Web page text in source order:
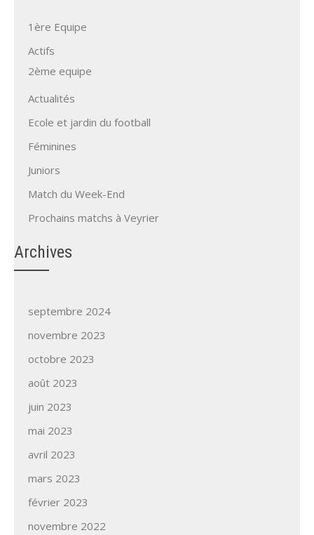
1ère Equipe
Actifs
2ème equipe
Actualités
Ecole et jardin du football
Féminines
Juniors
Match du Week-End
Prochains matchs à Veyrier
Archives
septembre 2024
novembre 2023
octobre 2023
août 2023
juin 2023
mai 2023
avril 2023
mars 2023
février 2023
novembre 2022